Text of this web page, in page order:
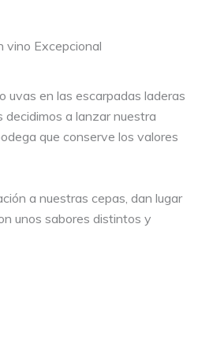
vino Excepcional
uvas en las escarpadas laderas
decidimos a lanzar nuestra
que conserve los valores
a nuestras cepas, dan lugar
unos sabores distintos y